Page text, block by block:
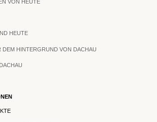
VON HEUTE
HEUTE
DEM HINTERGRUND VON DACHAU